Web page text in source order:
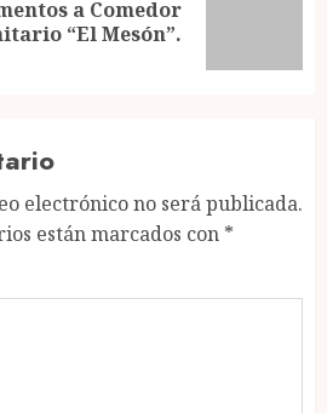
a Comedor
“El Mesón”.
electrónico no será publicada.
están marcados con *